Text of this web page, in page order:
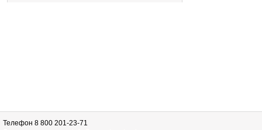
Телефон 8 800 201-23-71